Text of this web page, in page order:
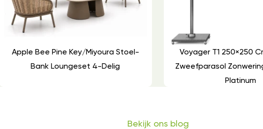
Apple Bee Pine Key/Miyoura Stoel-
Bank Loungeset 4-Delig
Voyager T1 250×250
Zweefparasol
Platinum
Bekijk ons blog